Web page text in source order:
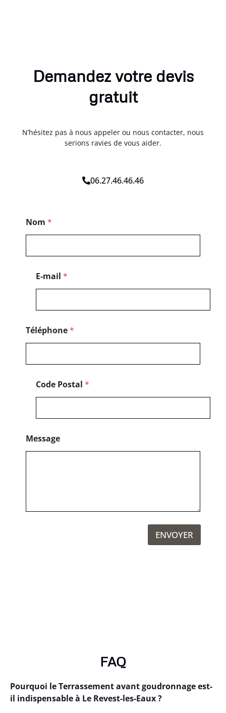
Demandez votre devis
gratuit
N’hésitez pas à nous appeler ou nous contacter, nous
serions ravies de vous aider.
06.27.46.46.46
Nom *
E-mail *
Téléphone*
Code Postal *
Message
ENVOYER
FAQ
Pourquoi le Terrassement avant goudronnage est-
il indispensable à Le Revest-les-Eaux ?